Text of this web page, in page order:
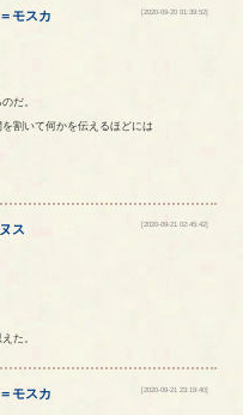
＝モスカ
[2020-09-20 01:39:52]
だ。
割いて何かを伝えるほどには
ス
[2020-09-21 02:45:42]
た。
＝モスカ
[2020-09-21 23:19:40]